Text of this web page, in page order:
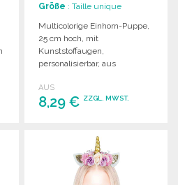
Größe : Taille unique
Multicolorige Einhorn-Puppe,
25 cm hoch, mit
Kunststoffaugen,
personalisierbar, aus
unter 3 Jahren.
AUS
8,29 € ZZGL. MWST.
Angebot anfordern